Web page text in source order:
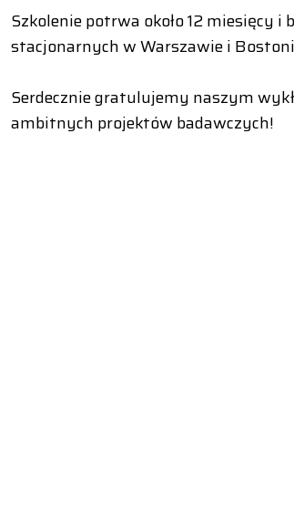
Szkolenie potrwa około 12 miesięcy
stacjonarnych w Warszawie i
Serdecznie gratulujemy naszym
ambitnych projektów badawczych!